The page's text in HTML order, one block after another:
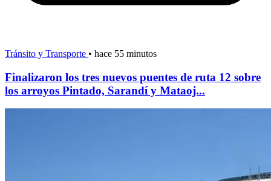
Tránsito y Transporte • hace 55 minutos
Finalizaron los tres nuevos puentes de ruta 12 sobre
los arroyos Pintado, Sarandí y Mataoj...